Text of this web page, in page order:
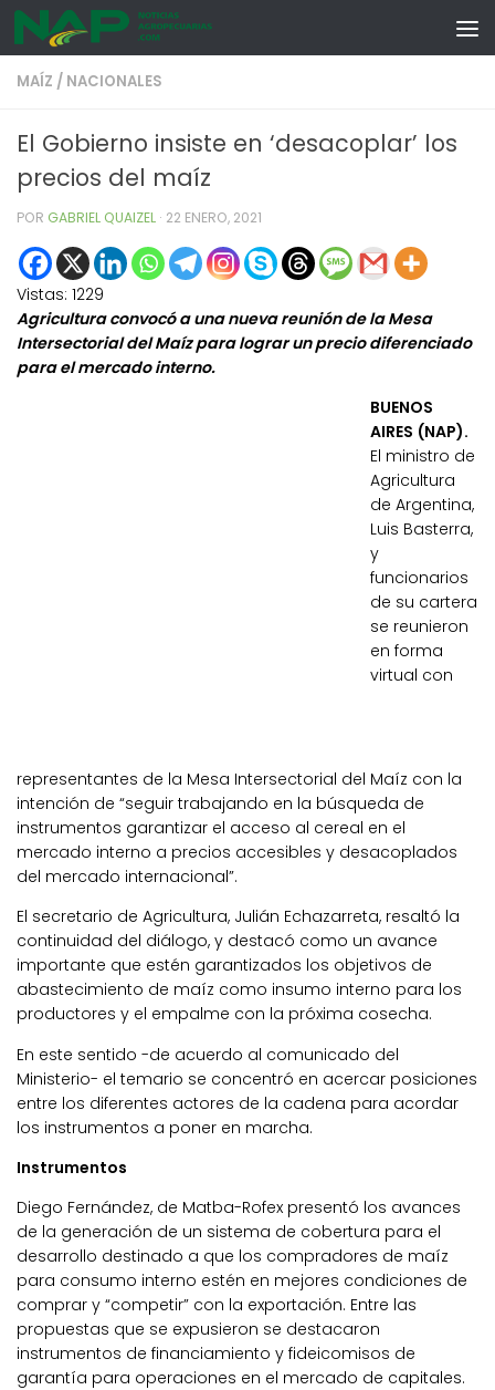
Skip to content
MAÍZ / NACIONALES
El Gobierno insiste en ‘desacoplar’ los
precios del maíz
POR GABRIEL QUAIZEL · 22 ENERO, 2021
Vistas: 1229
Agricultura convocó a una nueva reunión de la Mesa
Intersectorial del Maíz para lograr un precio diferenciado
para el mercado interno.
BUENOS
AIRES (NAP).
El ministro de
Agricultura
de Argentina,
Luis Basterra,
y
funcionarios
de su cartera
se reunieron
en forma
virtual con
representantes de la Mesa Intersectorial del Maíz con la
intención de “seguir trabajando en la búsqueda de
instrumentos garantizar el acceso al cereal en el
mercado interno a precios accesibles y desacoplados
del mercado internacional”.
El secretario de Agricultura, Julián Echazarreta, resaltó la
continuidad del diálogo, y destacó como un avance
importante que estén garantizados los objetivos de
abastecimiento de maíz como insumo interno para los
productores y el empalme con la próxima cosecha.
En este sentido -de acuerdo al comunicado del
Ministerio- el temario se concentró en acercar posiciones
entre los diferentes actores de la cadena para acordar
los instrumentos a poner en marcha.
Instrumentos
Diego Fernández, de Matba-Rofex presentó los avances
de la generación de un sistema de cobertura para el
desarrollo destinado a que los compradores de maíz
para consumo interno estén en mejores condiciones de
comprar y “competir” con la exportación. Entre las
propuestas que se expusieron se destacaron
instrumentos de financiamiento y fideicomisos de
garantía para operaciones en el mercado de capitales.